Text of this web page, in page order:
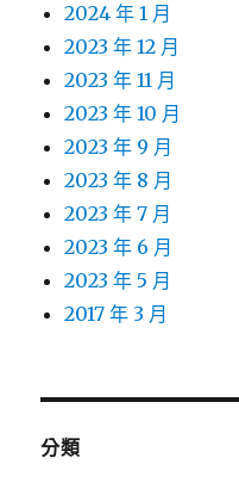
2024 年 1 月
2023 年 12 月
2023 年 11 月
2023 年 10 月
2023 年 9 月
2023 年 8 月
2023 年 7 月
2023 年 6 月
2023 年 5 月
2017 年 3 月
分類